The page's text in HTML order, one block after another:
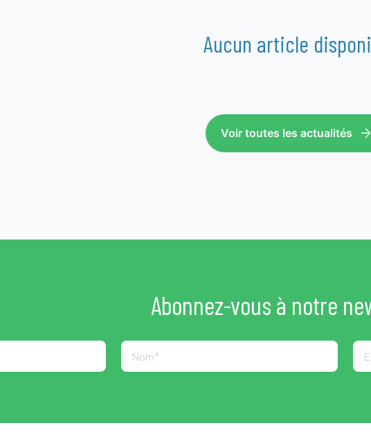
Aucun article
Voir toutes les actualités
Abonnez-vous à notre